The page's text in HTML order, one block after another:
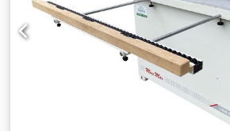
wykonania. Dane techniczne:
Producent: BIBO Model: TC84 Kraj
Zasilanie: 380 V 50 Hz Obustronne
Regulacja parametrów pracy
materiału Stabilna konstrukcja stalowa
w komplecie Zastosowanie: paski
portfele galanteria skórzana wyroby
Maszyna używana. Stan wizualny